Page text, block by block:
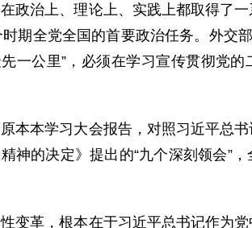
政治上、理论上、实践上都取得了
期全党全国的首要政治任务。外交
一公里”，必须在学习宣传贯彻党
本本学习大会报告，对照习近平总
神的决定》提出的“九个深刻领会”
变革，根本在于习近平总书记作为